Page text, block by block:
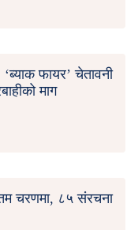
फायर’ चेतावनी
माग
चरणमा, ८५ संरचना